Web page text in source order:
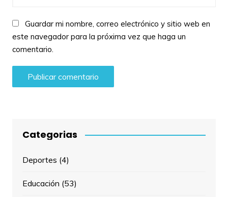
Guardar mi nombre, correo electrónico y sitio web en
este navegador para la próxima vez que haga un
comentario.
Categorias
Deportes (4)
Educación (53)